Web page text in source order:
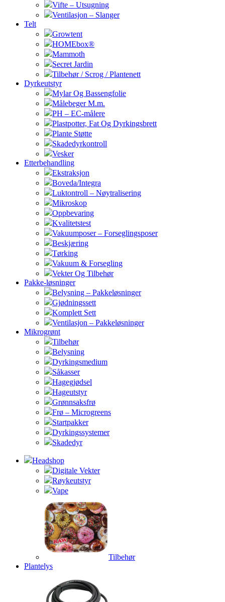
Vifte – Utsugning
Ventilasjon – Slanger
Telt
Growtent
HOMEbox®
Mammoth
Secret Jardin
Tilbehør / Scrog / Plantenett
Dyrkeutstyr
Mylar Og Bassengfolie
Målebeger M.m.
PH – EC-målere
Plastpotter, Fat Og Dyrkingsbrett
Plante Støtte
Skadedyrkontroll
Vesker
Etterbehandling
Ekstraksjon
Boveda/Integra
Luktontroll – Nøytralisering
Mikroskop
Oppbevaring
Kvalitetstest
Vakuumposer – Forseglingsposer
Beskjæring
Tørking
Vakuum & Forsegling
Vekter Og Tilbehør
Pakke-løsninger
Belysning – Pakkeløsninger
Gjødningssett
Komplett Sett
Ventilasjon – Pakkeløsninger
Mikrogrønt
Tilbehør
Belysning
Dyrkingsmedium
Såkasser
Hagegjødsel
Hageutstyr
Grønnsaksfrø
Frø – Microgreens
Startpakker
Dyrkingssystemer
Skadedyr
Headshop
Digitale Vekter
Røykeutstyr
Vape
Tilbehør
Plantelys